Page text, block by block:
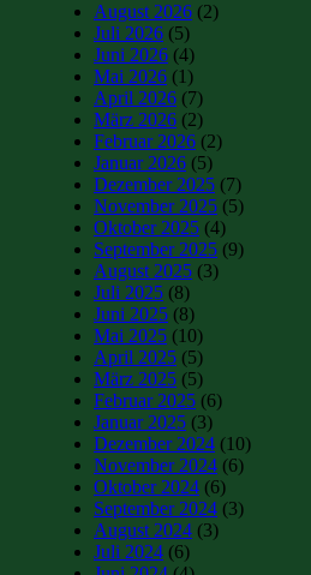
August 2026 (2)
Juli 2026 (5)
Juni 2026 (4)
Mai 2026 (1)
April 2026 (7)
März 2026 (2)
Februar 2026 (2)
Januar 2026 (5)
Dezember 2025 (7)
November 2025 (5)
Oktober 2025 (4)
September 2025 (9)
August 2025 (3)
Juli 2025 (8)
Juni 2025 (8)
Mai 2025 (10)
April 2025 (5)
März 2025 (5)
Februar 2025 (6)
Januar 2025 (3)
Dezember 2024 (10)
November 2024 (6)
Oktober 2024 (6)
September 2024 (3)
August 2024 (3)
Juli 2024 (6)